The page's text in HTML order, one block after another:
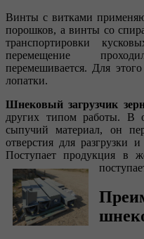
Винты с витками
порошков, а винты со
транспортировки
перемещение
перемешивается. Для
лопатки.
Шнековый загрузчик
других типом работы. В
сыпучий материал, он
отверстия для разгрузки и
Поступает продукция в